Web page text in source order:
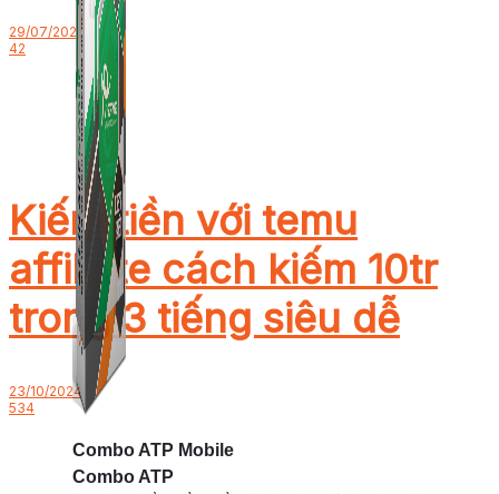
Combo ATP
Combo ATP Mobile
29/07/2025
42
Kiếm tiền với temu
affiliate cách kiếm 10tr
trong 3 tiếng siêu dễ
23/10/2024
534